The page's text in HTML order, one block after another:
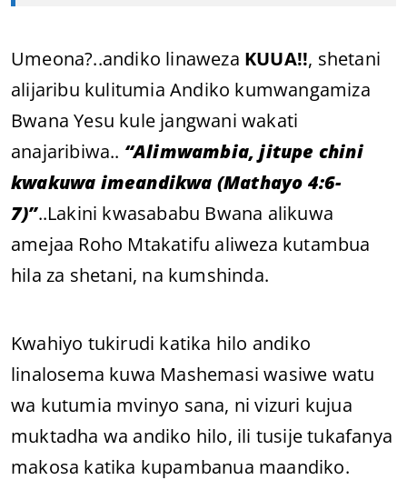
Umeona?..andiko linaweza KUUA!!, shetani
alijaribu kulitumia Andiko kumwangamiza
Bwana Yesu kule jangwani wakati
anajaribiwa.. “Alimwambia, jitupe chini
kwakuwa imeandikwa (Mathayo 4:6-
7)”..Lakini kwasababu Bwana alikuwa
amejaa Roho Mtakatifu aliweza kutambua
hila za shetani, na kumshinda.
Kwahiyo tukirudi katika hilo andiko
linalosema kuwa Mashemasi wasiwe watu
wa kutumia mvinyo sana, ni vizuri kujua
muktadha wa andiko hilo, ili tusije tukafanya
makosa katika kupambanua maandiko.